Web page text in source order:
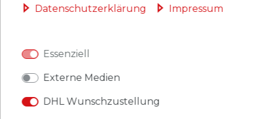
postfrisch 1997 Kloster
Gebiet: Frankreich
Ausgabeanlass: 1997 Kloster
Titel: 3268 (kompl.Ausg.)
Daten­schutz­erklärung Impressum
Essenziell
Externe Medien
DHL Wunschzustellung